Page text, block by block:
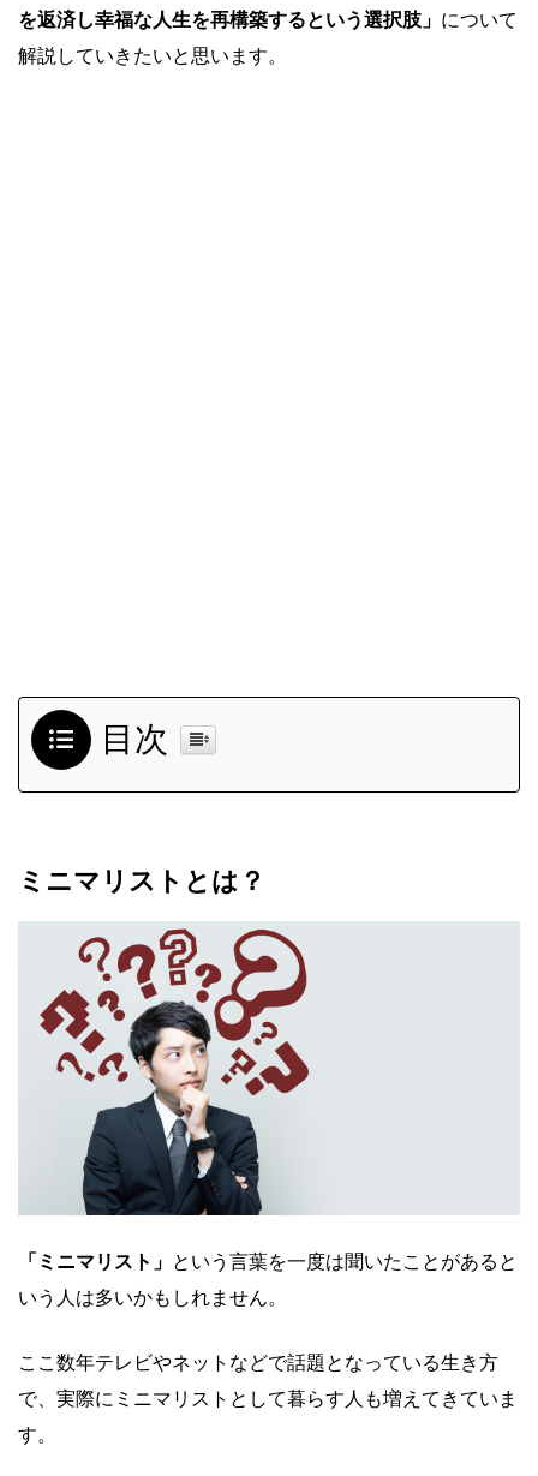
を返済し幸福な人生を再構築するという選択肢」 について
解説していきたいと思います。
目次
ミニマリストとは？
「ミニマリスト」 という言葉を一度は聞いたことがあると
いう人は多いかもしれません。
ここ数年テレビやネットなどで話題となっている生き方
で、実際にミニマリストとして暮らす人も増えてきていま
す。